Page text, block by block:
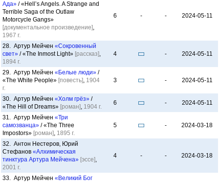
Ада» / «Hell’s Angels. A Strange and
Terrible Saga of the Outlaw
Motorcycle Gangs»
[документальное произведение],
1967 г.
6 - - 2024-05-11
28. Артур Мейчен «Сокровенный
свет» / «The Inmost Light» [рассказ],
1894 г.
4 - 2024-05-11
29. Артур Мейчен «Белые люди» /
«The White People» [повесть], 1904
г.
3 - 2024-05-11
30. Артур Мейчен «Холм грёз» /
«The Hill of Dreams» [роман], 1904 г.
6 - 2024-05-11
31. Артур Мейчен «Три
самозванца» / «The Three
Impostors» [роман], 1895 г.
5 - 2024-03-18
32. Антон Нестеров, Юрий
Стефанов «Алхимическая
тинктура Артура Мейчена» [эссе],
2001 г.
4 - - 2024-03-18
33. Артур Мейчен «Великий Бог